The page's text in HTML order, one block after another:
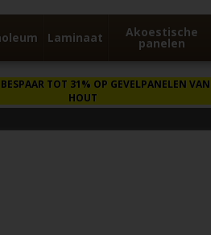
Laminaat Akoestische
panelen
TOT 31% OP GEVELPANELEN VAN
HOUT